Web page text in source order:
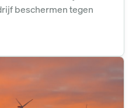
beschermen tegen